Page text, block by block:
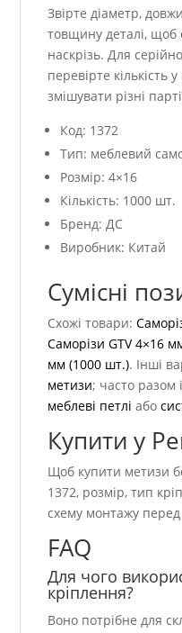
Звірте діаметр,
товщину деталі,
наскрізь. Для
перевірте кількість
змішувати різні
Код: 1372
Тип: меблевий
Розмір: 4×16
Кількість: 1000 шт.
Бренд: ДС
Виробник: Китай
Сумісні
Схожі товари:
Саморізи GTV 4×16
мм (1000 шт.). Інші
метизи; часто разом
меблеві петлі або
Купити у
Щоб купити метизи
1372, розмір, тип
схему монтажу
FAQ
Для чого
кріплення?
Воно потрібне для